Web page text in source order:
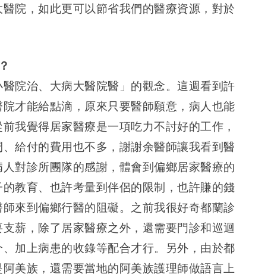
院，如此更可以節省我們的醫療資源，對於
院治、大病大醫院醫」的觀念。這週看到許
才能給點滴，原來只要醫師願意，病人也能
我覺得居家醫療是一項吃力不討好的工作，
給付的費用也不多，謝謝余醫師讓我看到醫
對診所團隊的感謝，體會到偏鄉居家醫療的
教育、也許考量到伴侶的限制，也許賺的錢
來到偏鄉行醫的阻礙。之前我很好奇都蘭診
薪，除了居家醫療之外，還需要門診和巡迴
加上病患的收錄等配合才行。另外，由於都
美族，還需要當地的阿美族護理師做語言上